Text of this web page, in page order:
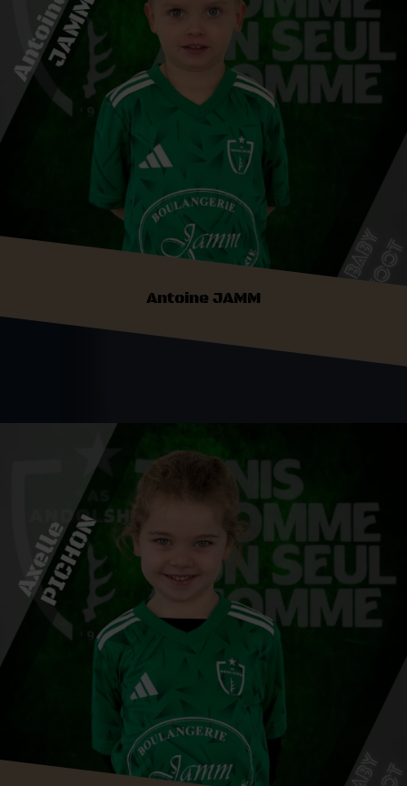
Antoine JAMM